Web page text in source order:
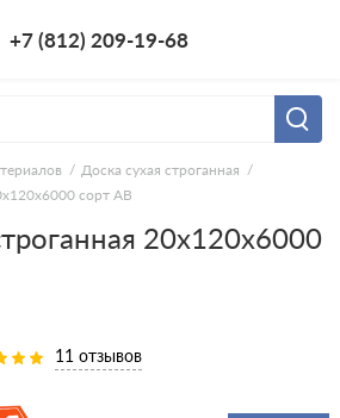
+7 (812) 209-19-68
Доска сухая строганная
сорт АВ
20х120х6000
11 отзывов